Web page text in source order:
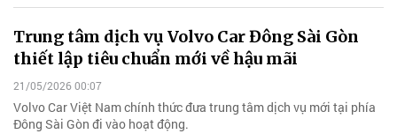
Trung tâm dịch vụ Volvo Car Đông Sài Gòn
thiết lập tiêu chuẩn mới về hậu mãi
21/05/2026 00:07
Volvo Car Việt Nam chính thức đưa trung tâm dịch vụ mới tại phía
Đông Sài Gòn đi vào hoạt động.